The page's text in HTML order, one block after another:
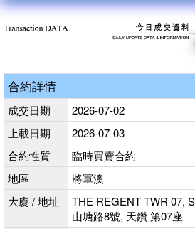
合約詳情
成交日期
2026-07-02
上載日期
2026-07-03
合約性質
臨時買賣合約
地區
將軍澳
大廈 / 地址
THE REGENT TWR 07,
山塘路8號, 天鑽 第07座